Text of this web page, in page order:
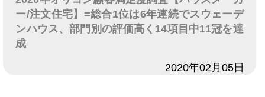
ー/注文住宅】=総合1位は6年連続でスウェーデ
ンハウス、部門別の評価高く14項目中11冠を達
成
2020年02月05日